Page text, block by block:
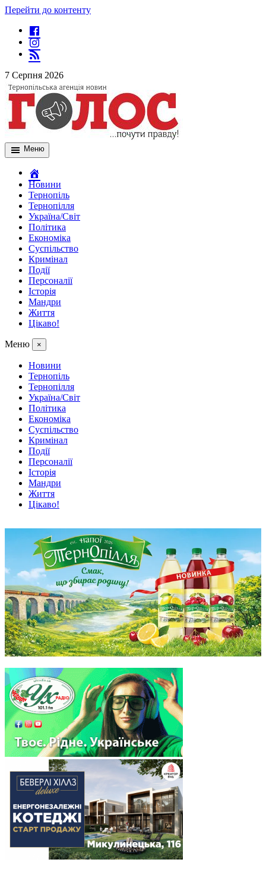
Перейти до контенту
7 Серпня 2026
Меню
Новини
Тернопіль
Тернопілля
Україна/Світ
Політика
Економіка
Суспільство
Кримінал
Події
Персоналії
Історія
Мандри
Життя
Цікаво!
Меню ×
Новини
Тернопіль
Тернопілля
Україна/Світ
Політика
Економіка
Суспільство
Кримінал
Події
Персоналії
Історія
Мандри
Життя
Цікаво!